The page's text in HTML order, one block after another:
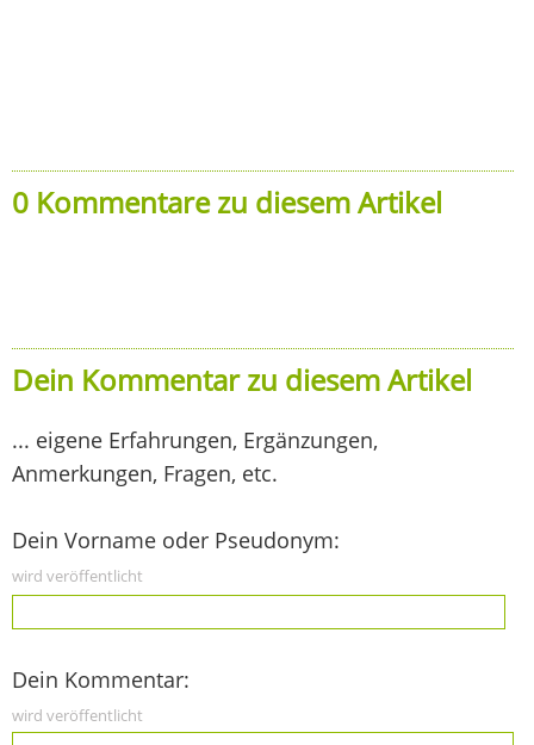
0 Kommentare zu diesem Artikel
Dein Kommentar zu diesem Artikel
... eigene Erfahrungen, Ergänzungen,
Anmerkungen, Fragen, etc.
Dein Vorname oder Pseudonym:
wird veröffentlicht
Dein Kommentar:
wird veröffentlicht